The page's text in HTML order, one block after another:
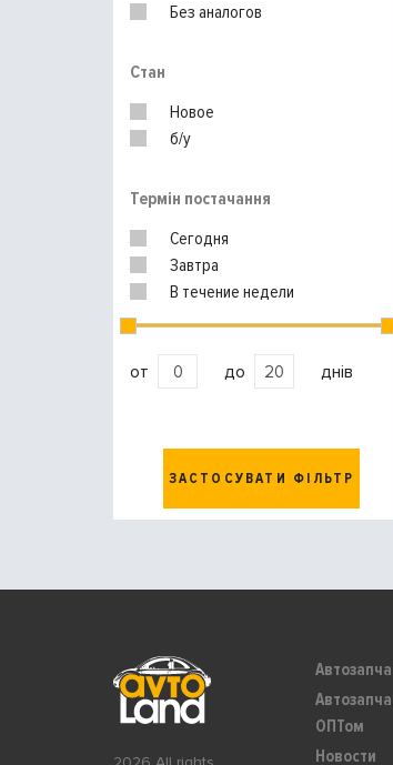
Без аналогов
Стан
Новое
б/у
Термін постачання
Сегодня
Завтра
В течение недели
от до днів
ЗАСТОСУВАТИ ФІЛЬТР
ОПТом
Новости